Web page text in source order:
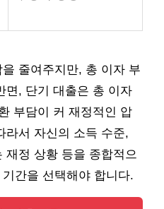
줄여주지만, 총 이자 부
면, 단기 대출은 총 이자
부담이 커 재정적인 압
라서 자신의 소득 수준,
재정 상황 등을 종합적으
간을 선택해야 합니다.